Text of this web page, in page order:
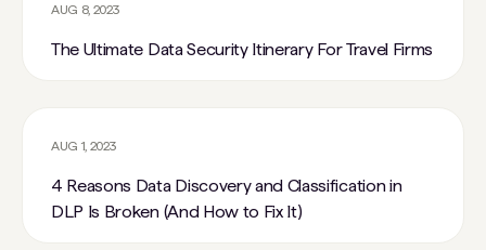
AUG 8, 2023
The Ultimate Data Security Itinerary For Travel Firms
AUG 1, 2023
4 Reasons Data Discovery and Classification in
DLP Is Broken (And How to Fix It)